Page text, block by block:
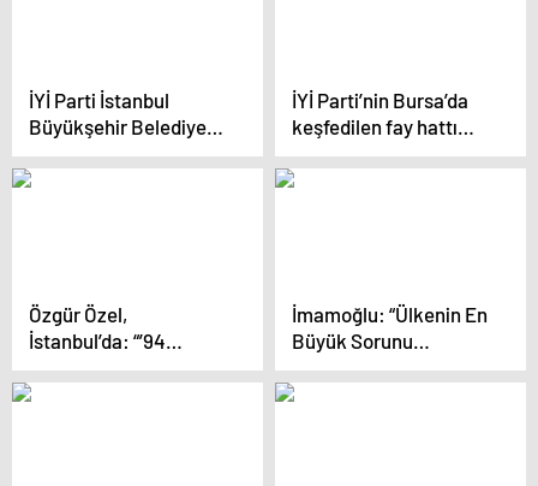
İYİ Parti İstanbul
Büyükşehir Belediye
Başkan Adayı Buğra
Kavuncu: ‘Seçimin
İYİ Parti’nin Bursa’da
keşfedilen fay hattı
araştırma önergesi
reddedildi
Özgür Özel,
İstanbul’da: “’94
Ruhuyla’ Diyorlar.
İmamoğlu: “Ülkenin En
Büyük Sorunu
Ekonomik Kriz. 14
Sene Önce 200 Lira,